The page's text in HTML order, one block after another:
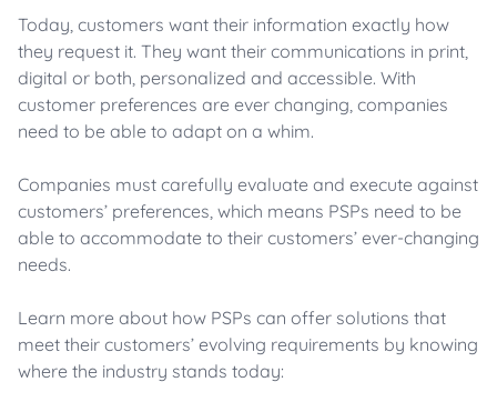
Today, customers want their information exactly how
they request it. They want their communications in print,
digital or both, personalized and accessible. With
customer preferences are ever changing, companies
need to be able to adapt on a whim.
Companies must carefully evaluate and execute against
customers’ preferences, which means PSPs need to be
able to accommodate to their customers’ ever-changing
needs.
Learn more about how PSPs can offer solutions that
meet their customers’ evolving requirements by knowing
where the industry stands today: